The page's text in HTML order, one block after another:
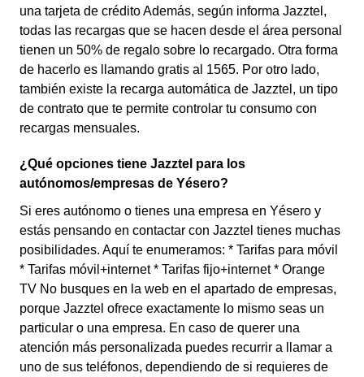
una tarjeta de crédito Además, según informa Jazztel,
todas las recargas que se hacen desde el área personal
tienen un 50% de regalo sobre lo recargado. Otra forma
de hacerlo es llamando gratis al 1565. Por otro lado,
también existe la recarga automática de Jazztel, un tipo
de contrato que te permite controlar tu consumo con
recargas mensuales.
¿Qué opciones tiene Jazztel para los
autónomos/empresas de Yésero?
Si eres autónomo o tienes una empresa en Yésero y
estás pensando en contactar con Jazztel tienes muchas
posibilidades. Aquí te enumeramos: * Tarifas para móvil
* Tarifas móvil+internet * Tarifas fijo+internet * Orange
TV No busques en la web en el apartado de empresas,
porque Jazztel ofrece exactamente lo mismo seas un
particular o una empresa. En caso de querer una
atención más personalizada puedes recurrir a llamar a
uno de sus teléfonos, dependiendo de si requieres de